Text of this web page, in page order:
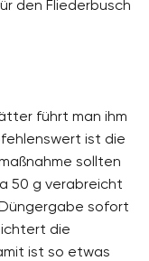
den Fliederbusch
führt man ihm
ist die
sollten
50 g verabreicht
sofort
die
ist so etwas